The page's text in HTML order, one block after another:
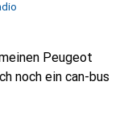
noch ein can-bus